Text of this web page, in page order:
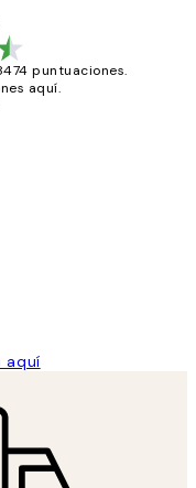
puntuaciones.
aquí.
aquí